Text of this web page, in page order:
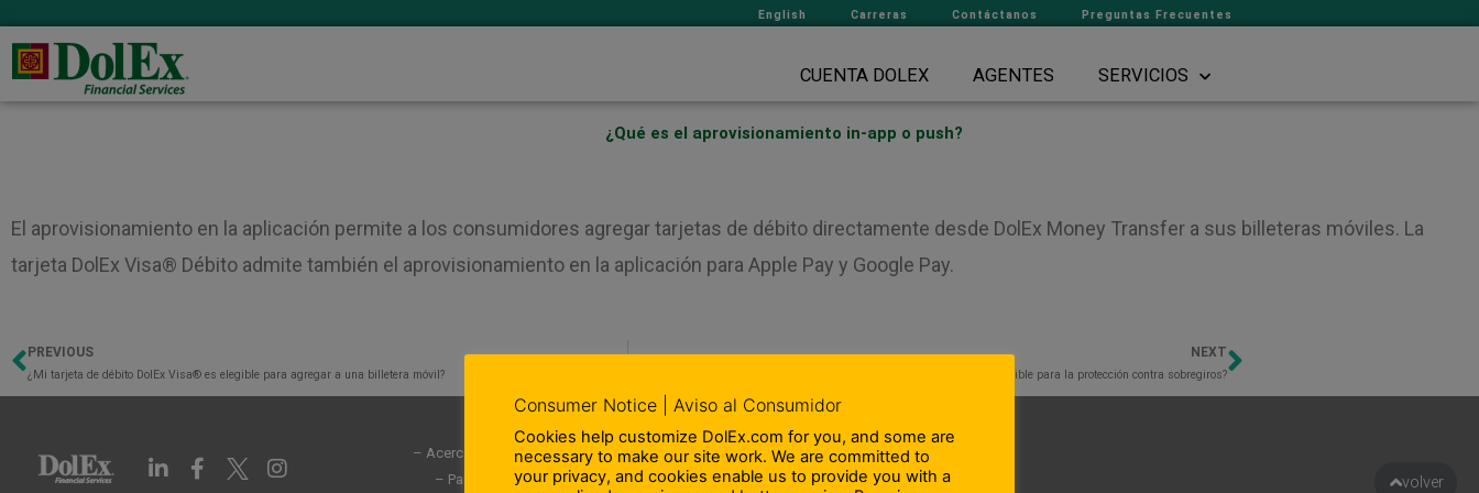
English Carreras Contáctanos Preguntas Frecuentes
CUENTA DOLEX AGENTES SERVICIOS
¿Qué es el aprovisionamiento in-app o push?
El aprovisionamiento en la aplicación permite a los consumidores agregar tarjetas de débito directamente desde DolEx Money Transfer a sus billeteras móviles. La
tarjeta DolEx Visa® Débito admite también el aprovisionamiento en la aplicación para Apple Pay y Google Pay.
Previo
PREVIOUS
¿Mi tarjeta de débito DolEx Visa® es elegible para agregar a una billetera móvil?
NEXT
¿Cómo se me notificará que soy elegible para la protección contra sobregiros?Next
L
i
F
a
I
n
– Acerca de Nosotros
– Participación en la comunidad
– Departamento de Cumplimiento
– Terminos y Condiciones
volver
Consumer Notice | Aviso al Consumidor
Cookies help customize DolEx.com for you, and some are
necessary to make our site work. We are committed to
your privacy, and cookies enable us to provide you with a